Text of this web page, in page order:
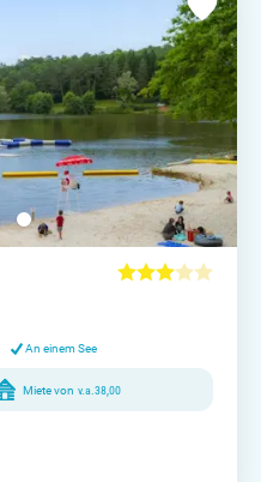
An einem See
Miete von v.a. 38,00